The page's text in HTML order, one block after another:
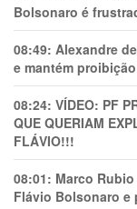
Bolsonaro é
08:49: Alexandre
e mantém
08:24: VÍDEO: PF
QUE QUERIAM
FLÁVIO!!!
08:01: Marco
Flávio Bolsonaro e